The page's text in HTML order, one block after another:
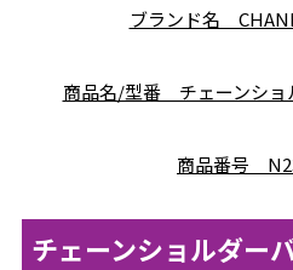
ブランド名
商品名/型番 チェーンショ
商品番号
チェーンショルダー